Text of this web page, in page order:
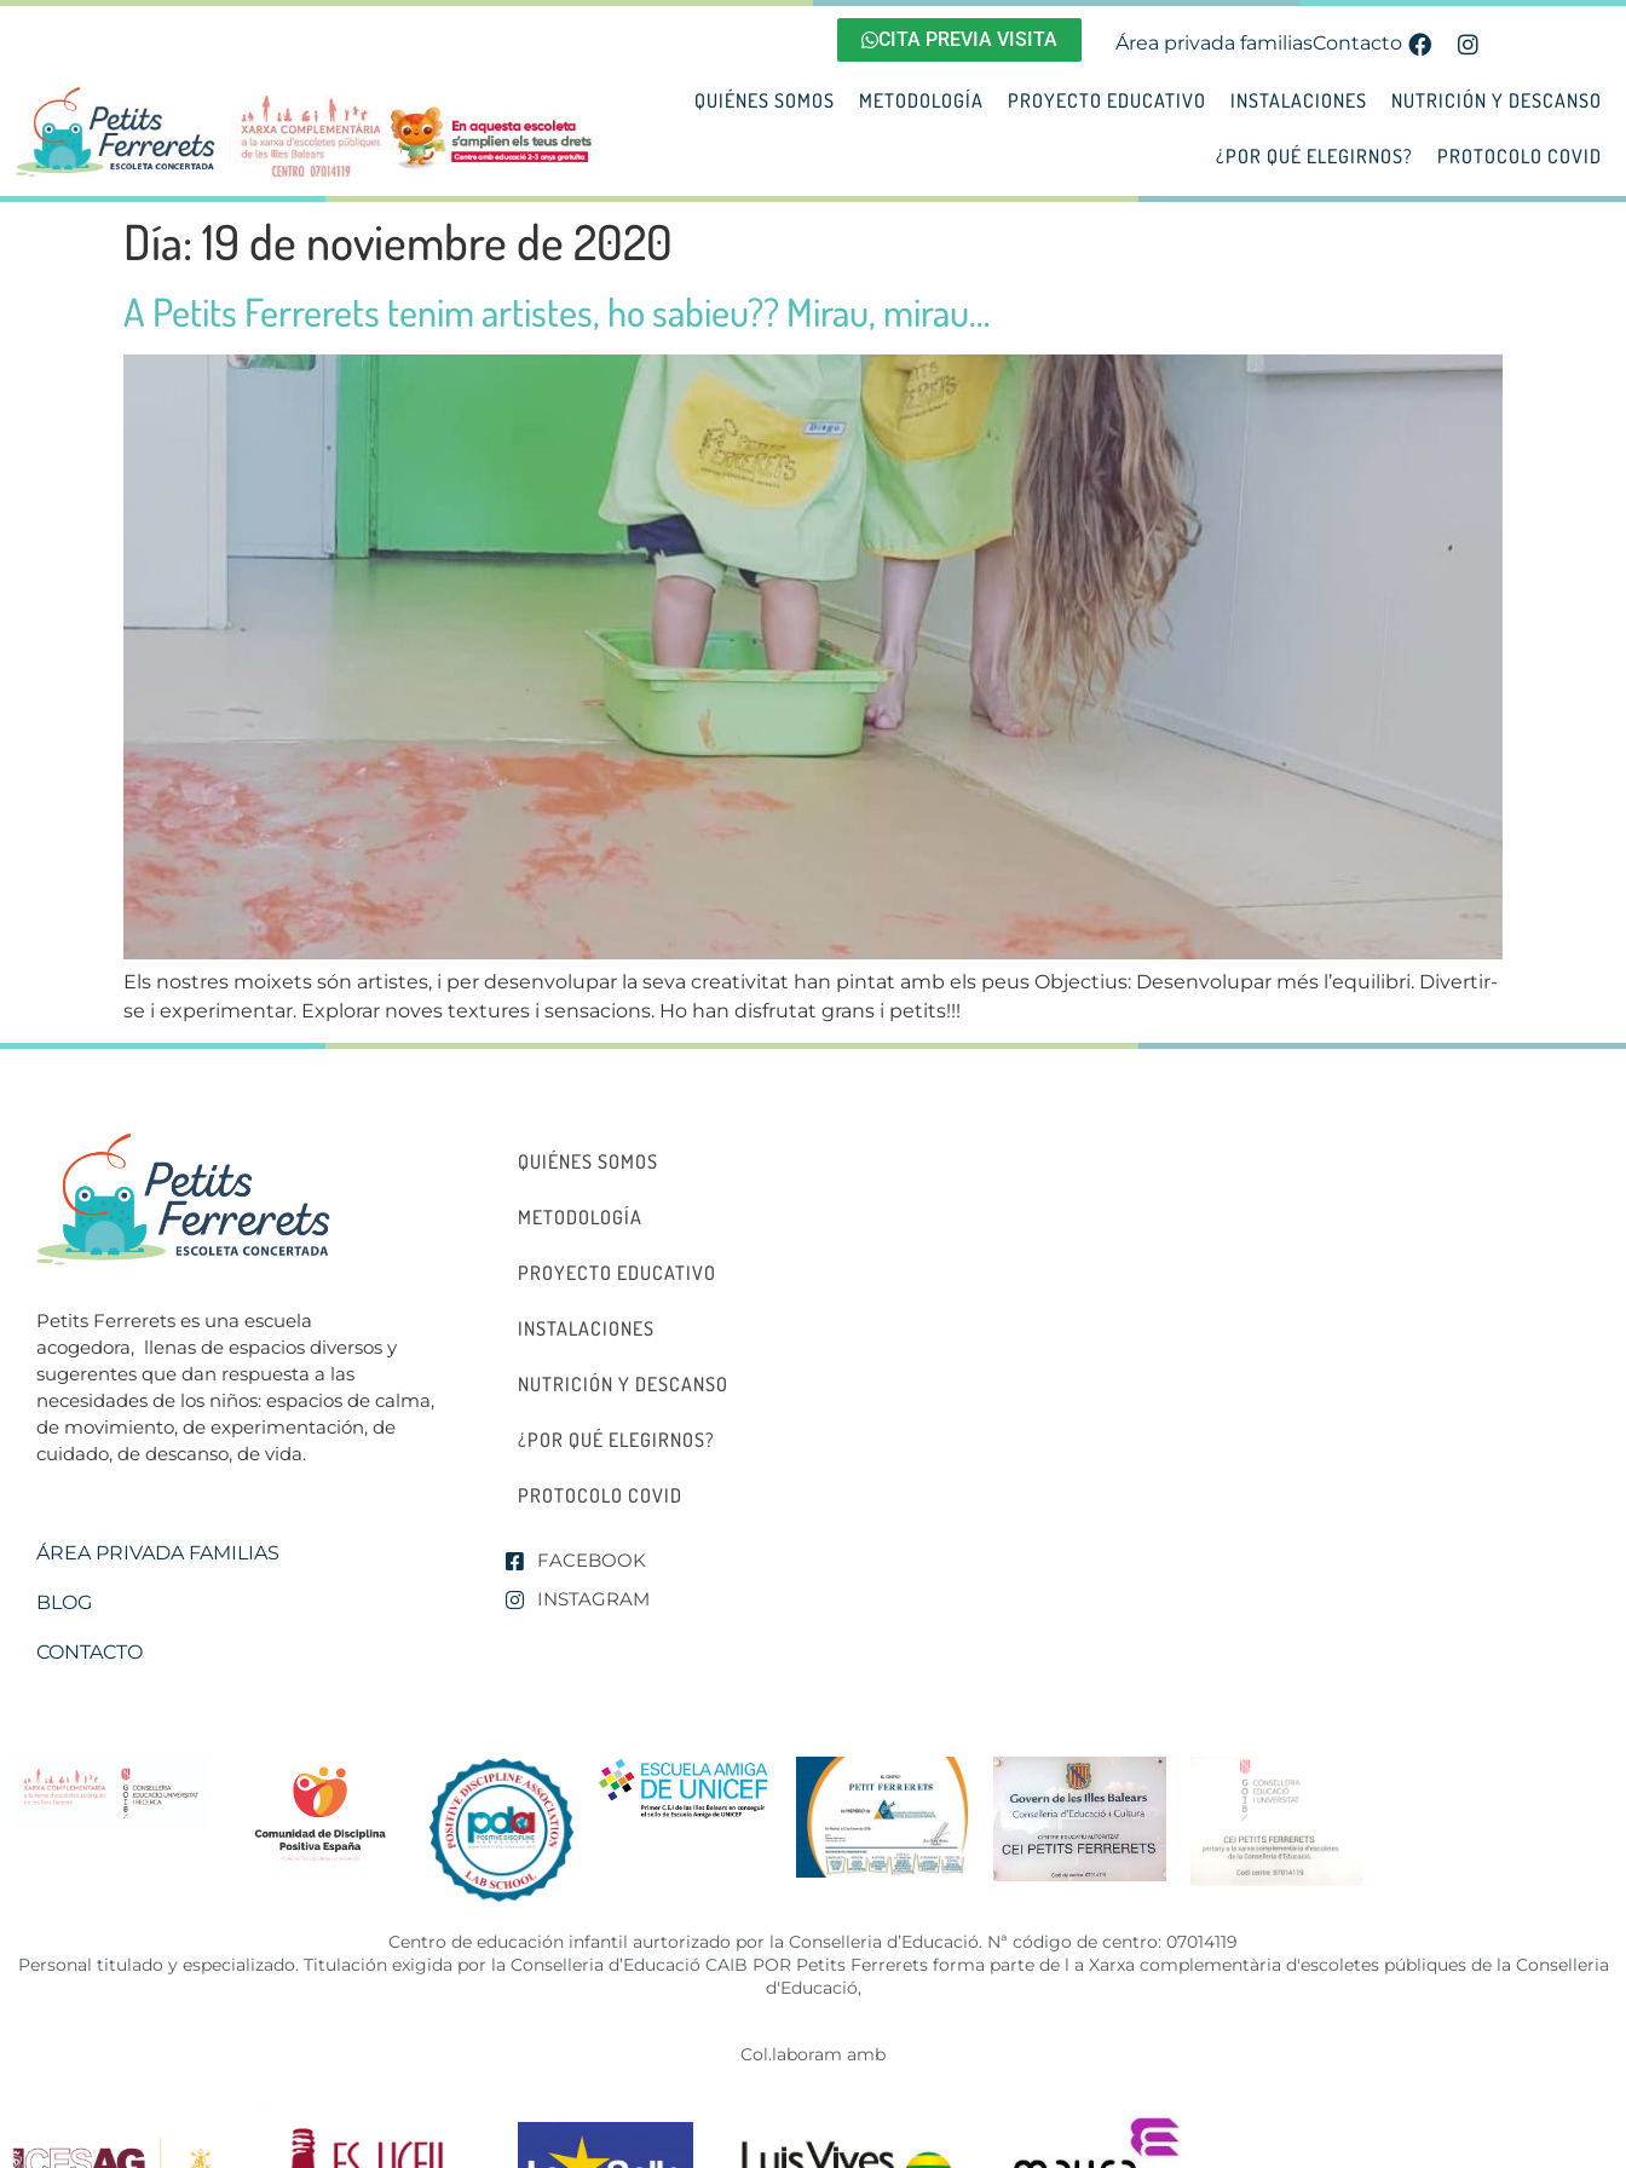
CITA PREVIA VISITA Área privada familiasContacto
QUIÉNES SOMOS METODOLOGÍA PROYECTO EDUCATIVO INSTALACIONES NUTRICIÓN Y DESCANSO
¿POR QUÉ ELEGIRNOS? PROTOCOLO COVID
Día:19 de noviembre de 2020
A Petits Ferrerets tenim artistes, ho sabieu?? Mirau, mirau…
Els nostres moixets són artistes, i per desenvolupar la seva creativitat han pintat amb els peus Objectius: Desenvolupar més l’equilibri. ‌Divertir-
se i experimentar. ‌Explorar noves textures i sensacions. Ho han disfrutat grans i petits!!!
Petits Ferrerets es una escuela
acogedora, llenas de espacios diversos y
sugerentes que dan respuesta a las
necesidades de los niños: espacios de calma,
de movimiento, de experimentación, de
cuidado, de descanso, de vida.
ÁREA PRIVADA FAMILIAS
BLOG
CONTACTO
QUIÉNES SOMOS
METODOLOGÍA
PROYECTO EDUCATIVO
INSTALACIONES
NUTRICIÓN Y DESCANSO
¿POR QUÉ ELEGIRNOS?
PROTOCOLO COVID
FACEBOOK
INSTAGRAM
Centro de educación infantil aurtorizado por la Conselleria d’Educació. Nª código de centro: 07014119
Personal titulado y especializado. Titulación exigida por la Conselleria d’Educació CAIB POR Petits Ferrerets forma parte de l a Xarxa complementària d'escoletes públiques de la Conselleria
d'Educació,
Col.laboram amb